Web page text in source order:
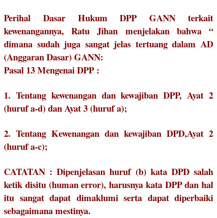
Perihal Dasar Hukum DPP GANN terkait
kewenangannya, Ratu Jihan menjelakan bahwa “
dimana sudah juga sangat jelas tertuang dalam AD
(Anggaran Dasar) GANN:
Pasal 13 Mengenai DPP :
1. Tentang kewenangan dan kewajiban DPP, Ayat 2
(huruf a-d) dan Ayat 3 (huruf a);
2. Tentang Kewenangan dan kewajiban DPD,Ayat 2
(huruf a-c);
CATATAN : Dipenjelasan huruf (b) kata DPD salah
ketik disitu (human error), harusnya kata DPP dan hal
itu sangat dapat dimaklumi serta dapat diperbaiki
sebagaimana mestinya.